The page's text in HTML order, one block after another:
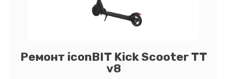
Ремонт iconBIT Kick Scooter TT
v8